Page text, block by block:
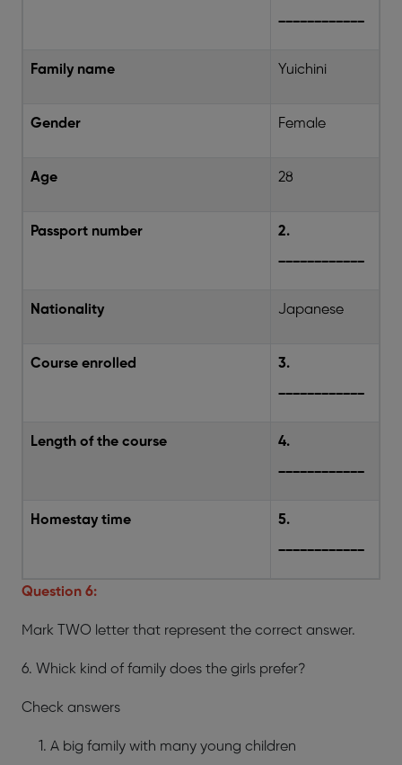
Family name Yuichini
Gender Female
Age 28
Passport number
2.
Nationality Japanese
Course enrolled
3.
Length of the course
4.
Homestay time
5.
Question 6:
Mark TWO letter that represent the correct answer.
6. Whick kind of family does the girls prefer?
Check answers
A big family with many young children